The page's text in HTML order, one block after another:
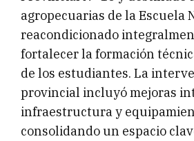
agropecuarias de la Escuela
reacondicionado
fortalecer la formación
de los estudiantes. La
provincial incluyó mejoras
infraestructura y
consolidando un espacio